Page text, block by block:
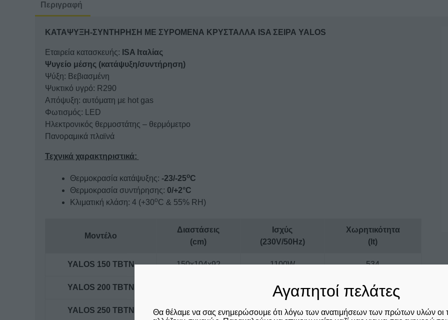
Περιγραφή
ΚΑΤΑΨΥΞΗ-ΣΥΝΤΗΡΗΣΗ ΜΕ ΣΥΡΟΜΕΝΑ ΚΡΥΣΤΑΛΛΑ ISA ΣΕΙΡΑ YALOS
Εταιρεία κατασκευής: ISA Ιταλίας
Ψυγείο μέσης (κατάψυξη/συντήρηση)
Ψύξη: Βεβιασμένη
Ψυκτικό υγρό: R290
Απόψυξη: αυτόματη με hot gas
Φωτισμός: LED
Ηλεκτρονικός θερμοστάτης – θερμόμετρο
Πανοραμικά πλαϊνά
Τεχνικά χαρακτηριστικά:
Θερμοκρασία κατάψυξης: -23/-25οC
Θερμοκρασία συντήρησης: 0/+2°C
Κλιματική κλάση: 4 (+30oC & 55% RH)
Μοντέλο
Διαστάσεις
(cm)
Ισχύς
(230V/50Hz)
Χωρητικότητα
(lt)
YALOS 150 TBTN 150x104x92 1100W 534
YALOS 200 TBTN 1400W 779
YALOS 250 TBTN 250x104x92 1550W 941
Αγαπητοί πελάτες
Θα θέλαμε να σας ενημερώσουμε ότι λόγω των ανατιμήσεων των πρώτων υλών οι